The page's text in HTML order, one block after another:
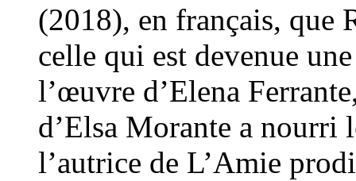
(2018), en français, que
celle qui est devenue
l’œuvre d’Elena
d’Elsa Morante a nourri
l’autrice de L’Amie